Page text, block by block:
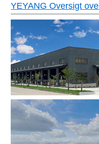
YEYANG Oversigt